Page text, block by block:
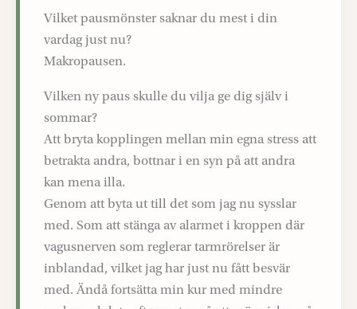
Vilket pausmönster saknar du mest i din
vardag just nu?
Makropausen.
Vilken ny paus skulle du vilja ge dig själv i
sommar?
Att bryta kopplingen mellan min egna stress att
betrakta andra, bottnar i en syn på att andra
kan mena illa.
Genom att byta ut till det som jag nu sysslar
med. Som att stänga av alarmet i kroppen där
vagusnerven som reglerar tarmrörelser är
inblandad, vilket jag har just nu fått besvär
med. Ändå fortsätta min kur med mindre